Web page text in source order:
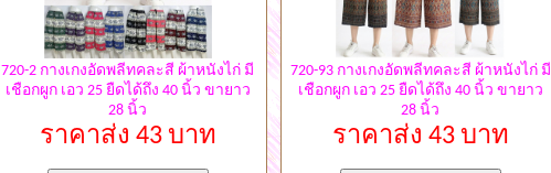
720-2 กางเกงอัดพลีทคละสี ผ้าหนังไก่ มี
เชือกผูก เอว 25 ยืดได้ถึง 40 นิ้ว ขายาว
28 นิ้ว
ราคาส่ง 43 บาท
720-93 กางเกงอัดพลีทคละสี ผ้าหนังไก่ มี
เชือกผูก เอว 25 ยืดได้ถึง 40 นิ้ว ขายาว
28 นิ้ว
ราคาส่ง 43 บาท